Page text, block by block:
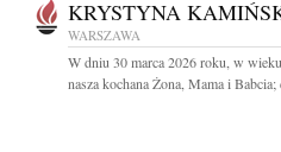
KRYSTYNA
WARSZAWA
W dniu 30 marca 2026 roku, w
nasza kochana Żona, Mama i Babcia;